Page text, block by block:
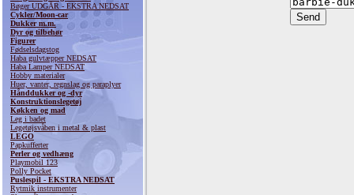
Bøger UDGÅR - EKSTRA NEDSAT
Cykler/Moon-car
Dukker m.m.
Dyr og tilbehør
Figurer
Fødselsdagstog
Haba gulvtæpper NEDSAT
Haba Lamper NEDSAT
Hobby materialer
Huer, vanter, regnslag og paraplyer
Hånddukker og -dyr
Konstruktionslegetøj
Køkken og mad
Leg i badet
Legetøjsvåben i metal & plast
LEGO
Papkufferter
Perler og vedhæng
Playmobil 123
Polly Pocket
Puslespil - EKSTRA NEDSAT
Rytmik instrumenter